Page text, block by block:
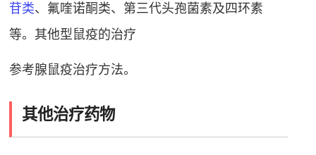
苷类、氟喹诺酮 类、第三代头孢菌素及四环素
等。其他型鼠疫的治疗
参考腺鼠疫治疗方法。
其他治疗药物